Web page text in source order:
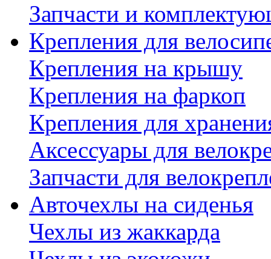
Запчасти и
Крепления для
Крепления на крышу
Крепления на фаркоп
Крепления для
Аксессуары для
Запчасти для
Авточехлы на сиденья
Чехлы из жаккарда